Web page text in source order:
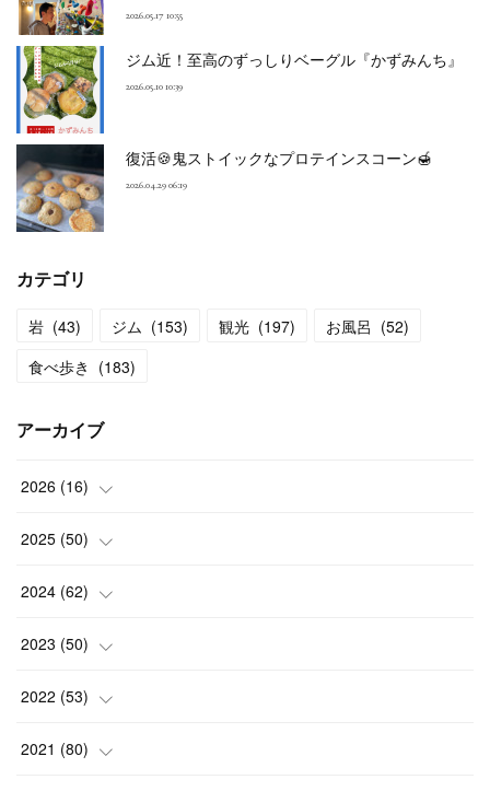
2026.05.17 10:55
ジム近！至高のずっしりベーグル『かずみんち』
2026.05.10 10:39
復活🍪鬼ストイックなプロテインスコーン🍯
2026.04.29 06:19
カテゴリ
岩 (43) ジム (153) 観光 (197) お風呂 (52)
食べ歩き (183)
アーカイブ
2026 (16)
(2)
(2)
(3)
(3)
( 3)
2025 (50)
(3)
(4)
(4)
(4)
2024 (62)
(6)
(5)
(6)
2023 (50)
(7)
(5)
2022 (53)
(4)
2021 (80)